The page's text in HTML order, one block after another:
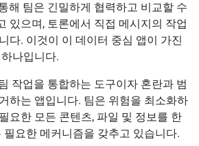
해 팀은 긴밀하게 협력하고 비교할 수
있으며, 토론에서 직접 메시지의 작업
다. 이것이 이 데이터 중심 앱이 가진
나입니다.
작업을 통합하는 도구이자 혼란과 범
하는 앱입니다. 팀은 위험을 최소화하
요한 모든 콘텐츠, 파일 및 정보를 한
필요한 메커니즘을 갖추고 있습니다.